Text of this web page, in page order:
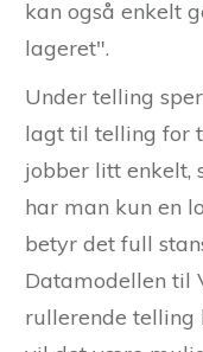
kan også enkelt
lageret".
Under telling
lagt til telling for
jobber litt enkelt,
har man kun en
betyr det full
Datamodellen til
rullerende telling